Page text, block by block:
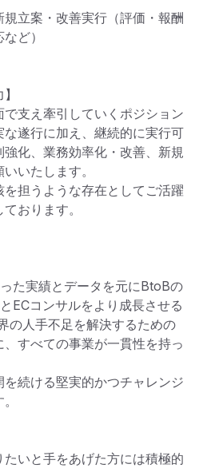
立案・改善実行（評価・報酬
ど）
支え牽引していくポジション
遂行に加え、継続的に実行可
化、業務効率化・改善、新規
いたします。
担うような存在としてご活躍
おります。
た実績とデータを元にBtoBの
ECコンサルをより成長させる
の人手不足を解決するための
すべての事業が一貫性を持っ
続ける堅実的かつチャレンジ
いと手をあげた方には積極的